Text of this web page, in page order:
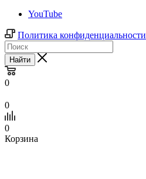
YouTube
Политика конфиденциальности
Найти
0
0
0
Корзина